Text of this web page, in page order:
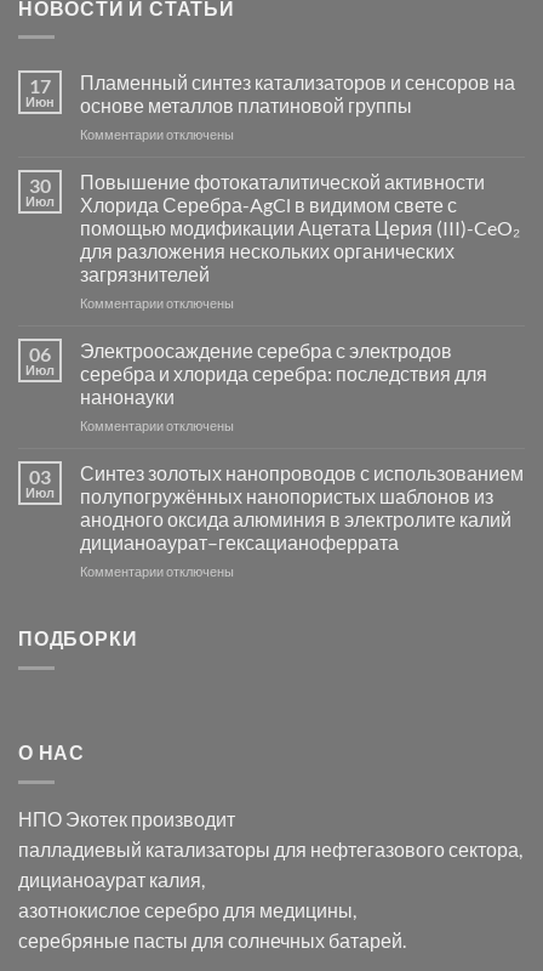
НОВОСТИ И СТАТЬИ
17
Июн
Пламенный синтез катализаторов и сенсоров на
основе металлов платиновой группы
Комментариик
Пламенный
синтез
катализаторов
и
сенсоров
на
основе
группы
отключены
30
Июл
Повышение фотокаталитической активности
Хлорида Серебра-AgCl в видимом свете с
помощью модификации Ацетата Церия (III)-CeO₂
для разложения нескольких органических
загрязнителей
Комментариик
фотокаталитической
активности
Хлорида
Серебра-
в
видимом
свете
с
помощью
модификации
отключены
06
Июл
Электроосаждение серебра с электродов
серебра и хлорида серебра: последствия для
нанонауки
Комментариик
серебра
с
электродов
серебра
и
отключены
03
Июл
Синтез золотых нанопроводов с использованием
полупогружённых нанопористых шаблонов из
анодного оксида алюминия в электролите калий
дицианоаурат–гексацианоферрата
Комментариик
оксида
в
электролите
калий
дицианоаурат–
гексацианоферрата
отключены
ПОДБОРКИ
О НАС
НПО Экотек производит
палладиевый катализаторы для нефтегазового сектора,
дицианоаурат калия
азотнокислое серебро для медицины,
серебряные пасты для солнечных батарей.